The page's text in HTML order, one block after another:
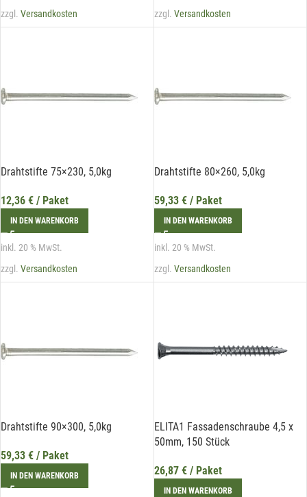
zzgl. Versandkosten
zzgl. Versandkosten
Drahtstifte 75×230, 5,0kg
12,36 € / Paket
IN DEN WARENKORB
inkl. 20 % MwSt.
zzgl. Versandkosten
Drahtstifte 80×260, 5,0kg
59,33 €/ Paket
IN DEN WARENKORB
inkl. 20 % MwSt.
zzgl. Versandkosten
Drahtstifte 90×300, 5,0kg
59,33 € / Paket
IN DEN WARENKORB
ELITA1 Fassadenschraube 4,5 x
50mm, 150 Stück
26,87 €/ Paket
IN DEN WARENKORB